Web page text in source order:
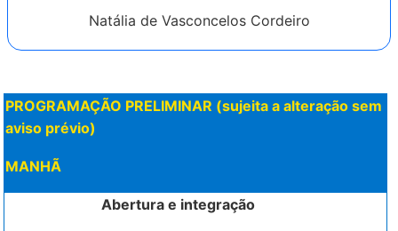
Natália de Vasconcelos Cordeiro
PROGRAMAÇÃO PRELIMINAR (sujeita a alteração sem
aviso prévio)
MANHÃ
Abertura e integração